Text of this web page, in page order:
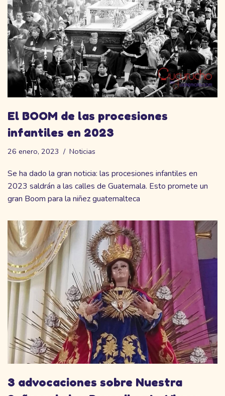
El BOOM de las procesiones
infantiles en 2023
26 enero, 2023 Noticias
Se ha dado la gran noticia: las procesiones infantiles en
2023 saldrán a las calles de Guatemala. Esto promete un
gran Boom para la niñez guatemalteca
3 advocaciones sobre Nuestra